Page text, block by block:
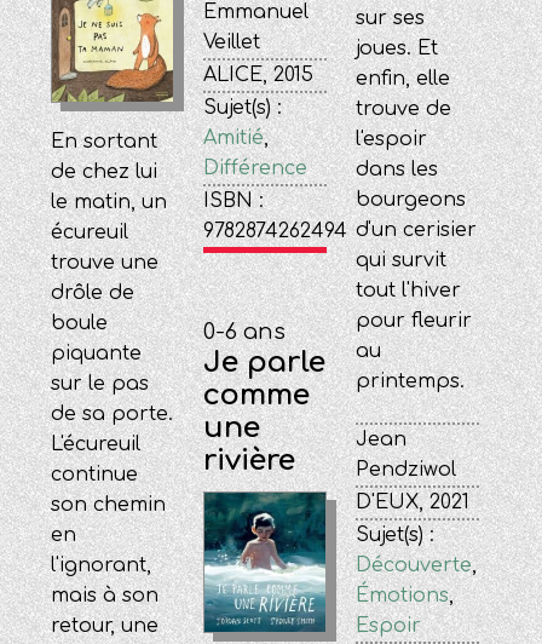
Emmanuel
Veillet
ALICE, 2015
Sujet(s) :
Amitié,
Différence
ISBN :
9782874262494
sur ses
joues. Et
enfin, elle
trouve de
l'espoir
dans les
bourgeons
d'un cerisier
qui survit
tout l'hiver
pour fleurir
au
printemps.
Jean
Pendziwol
D'EUX, 2021
Sujet(s) :
Découverte,
Émotions,
Espoir
En sortant
de chez lui
le matin, un
écureuil
trouve une
drôle de
boule
piquante
sur le pas
de sa porte.
L'écureuil
continue
son chemin
en
l'ignorant,
mais à son
retour, une
0-6 ans
Je parle
comme
une
rivière